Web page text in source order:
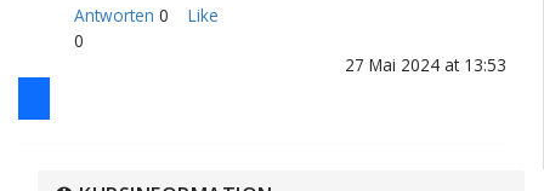
Antworten 0
Like
0
27 Mai 2024 at 13:53